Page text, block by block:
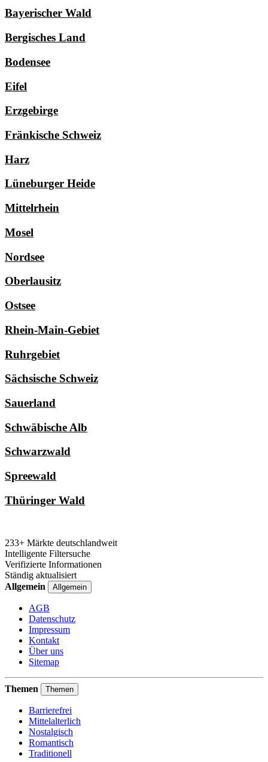
Bayerischer Wald
Bergisches Land
Bodensee
Eifel
Erzgebirge
Fränkische Schweiz
Harz
Lüneburger Heide
Mittelrhein
Mosel
Nordsee
Oberlausitz
Ostsee
Rhein-Main-Gebiet
Ruhrgebiet
Sächsische Schweiz
Sauerland
Schwäbische Alb
Schwarzwald
Spreewald
Thüringer Wald
233+ Märkte deutschlandweit
Intelligente Filtersuche
Verifizierte Informationen
Ständig aktualisiert
Allgemein
Allgemein
AGB
Datenschutz
Impressum
Kontakt
Über uns
Sitemap
Themen Themen
Barrierefrei
Mittelalterlich
Nostalgisch
Romantisch
Traditionell